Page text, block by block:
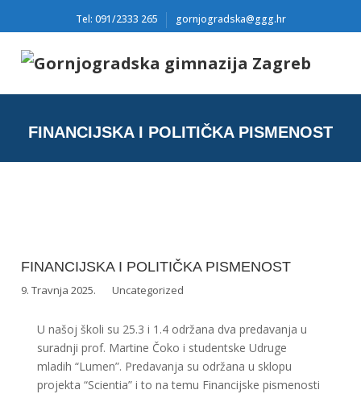
Tel: 091/2333 265 gornjogradska@ggg.hr
FINANCIJSKA I POLITIČKA PISMENOST
FINANCIJSKA I POLITIČKA PISMENOST
9. Travnja 2025. Uncategorized
U našoj školi su 25.3 i 1.4 održana dva predavanja u
suradnji prof. Martine Čoko i studentske Udruge
mladih “Lumen”. Predavanja su održana u sklopu
projekta “Scientia” i to na temu Financijske pismenosti